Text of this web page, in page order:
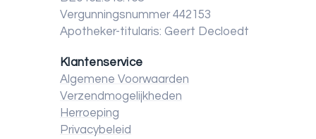
Vergunningsnummer 442153
Apotheker-titularis: Geert Decloedt
Klantenservice
Algemene Voorwaarden
Verzendmogelijkheden
Herroeping
Privacybeleid